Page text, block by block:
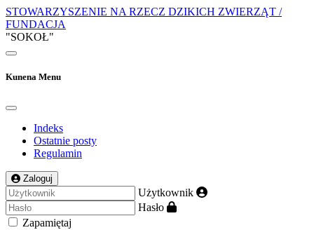
STOWARZYSZENIE NA RZECZ DZIKICH ZWIERZĄT /
FUNDACJA
"SOKOŁ"
Kunena Menu
Indeks
Ostatnie posty
Regulamin
Zaloguj
Użytkownik
Hasło
Zapamiętaj